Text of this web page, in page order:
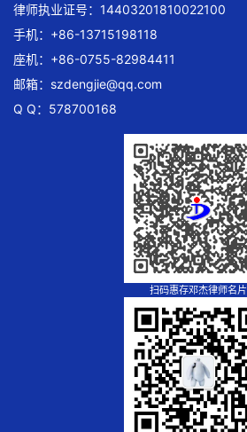
律师执业证号：14403201810022100
手机：+86-13715198118
座机：+86-0755-82984411
邮箱： szdengjie@qq.com
Q Q：578700168
扫码惠存邓杰律师名片